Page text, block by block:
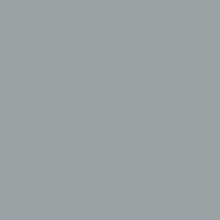
persönliche Aspekte, die sich auf eine natürliche Person
zu bewerten, insbesondere, um Aspekte bezüglich